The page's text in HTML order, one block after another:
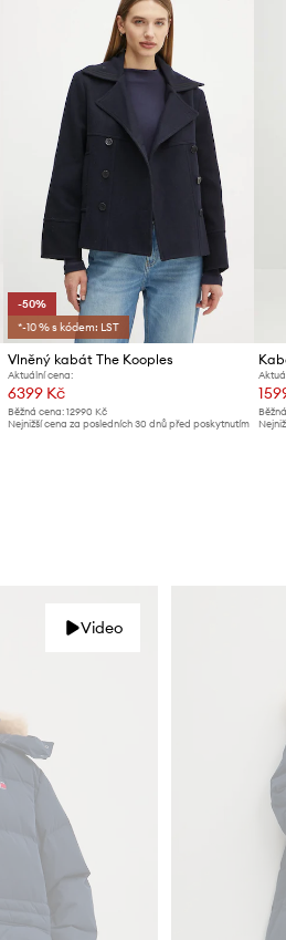
-50%
*-10 % s kódem: LST
Vlněný kabát The Kooples
Aktuální cena:
6399 Kč
Běžná cena:12990 Kč
Nejnižší cena za posledních 30 dnů před poskytnutím
Video